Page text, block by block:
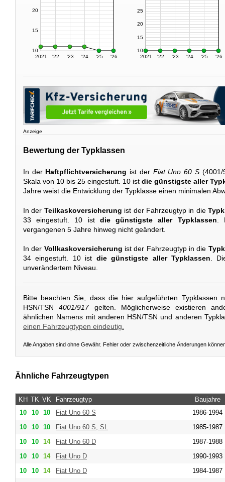
2021 '22 '23 '24 '25 '26
10
15
20
2021 '22 '23 '24 '25 '26
10
15
20
25
Anzeige
Bewertung der Typklassen
In der Haftpflichtversicherung ist der Fiat Uno 60 S(4001/
Skala von 10 bis 25 eingestuft. 10 ist die günstigste aller
Jahre weist die Entwicklung der Typklasse einen minimalen
In der Teilkaskoversicherung ist der Fahrzeugtyp in die
33 eingestuft. 10 ist die günstigste aller Typklassen .
vergangenen 5 Jahre hinweg nicht geändert.
In der Vollkaskoversicherung ist der Fahrzeugtyp in die
34 eingestuft. 10 ist die günstigste aller Typklassen.
unverändertem Niveau.
Bitte beachten Sie, dass die hier aufgeführten Typklassen
HSN/TSN4001/917gelten. Möglicherweise existieren
ähnlichen Namens mit anderen HSN/TSN und anderen
einen Fahrzeugtypen eindeutig.
Alle Angaben sind ohne Gewähr. Fehler oder zwischenzeitliche Änderungen
Ähnliche Fahrzeugtypen
KH TK VK Fahrzeugtyp
Baujahre
10
10 10 Fiat Uno 60 S
1986-1994
10
10 10 Fiat Uno 60 S, SL
1985-1987
10
10 14 Fiat Uno 60 D
1987-1988
10
10 14 Fiat Uno D
1990-1993
10
10 14 Fiat Uno D
1984-1987